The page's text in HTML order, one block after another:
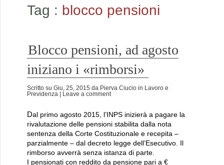
Tag : blocco pensioni
Blocco pensioni, ad agosto
iniziano i «rimborsi»
Scritto su Giu, 25, 2015 da Pierva Ciucio in Lavoro e
Previdenza
| Leave a comment
Dal primo agosto 2015, l’INPS inizierà a pagare la
rivalutazione delle pensioni stabilita dalla nota
sentenza della Corte Costituzionale e recepita –
parzialmente – dal decreto legge dell’Esecutivo. Il
rimborso avverrà senza istanza di parte.
I pensionati con reddito da pensione pari a €